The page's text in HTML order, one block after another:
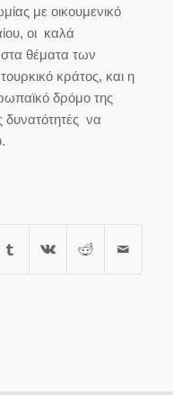
με οικουμενικό
οι καλά
θέματα των
κράτος, και η
δρόμο της
δυνατότητές να